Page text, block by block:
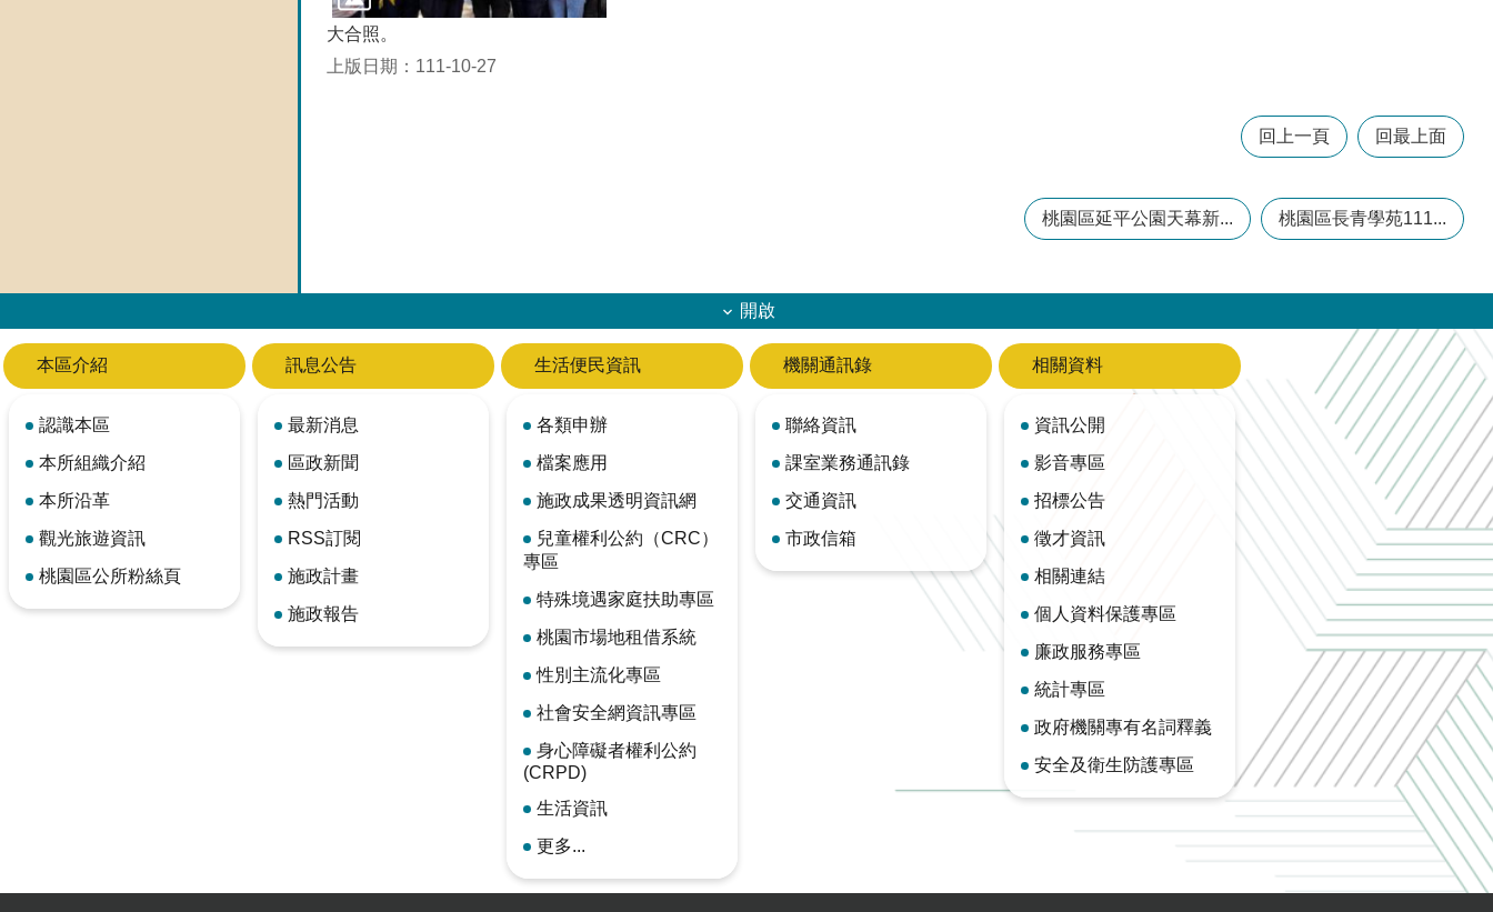
大合照。
上版日期：111-10-27
回上一頁 回最上面
桃園區延平公園天幕新... 桃園區長青學苑111...
開啟
本區介紹
認識本區
本所組織介紹
本所沿革
觀光旅遊資訊
桃園區公所粉絲頁
訊息公告
最新消息
區政新聞
熱門活動
RSS訂閱
施政計畫
施政報告
生活便民資訊
各類申辦
檔案應用
施政成果透明資訊網
兒童權利公約（CRC）
專區
特殊境遇家庭扶助專區
桃園市場地租借系統
性別主流化專區
社會安全網資訊專區
身心障礙者權利公約
(CRPD)
生活資訊
更多...
機關通訊錄
聯絡資訊
課室業務通訊錄
交通資訊
市政信箱
相關資料
資訊公開
影音專區
招標公告
徵才資訊
相關連結
個人資料保護專區
廉政服務專區
統計專區
政府機關專有名詞釋義
安全及衛生防護專區